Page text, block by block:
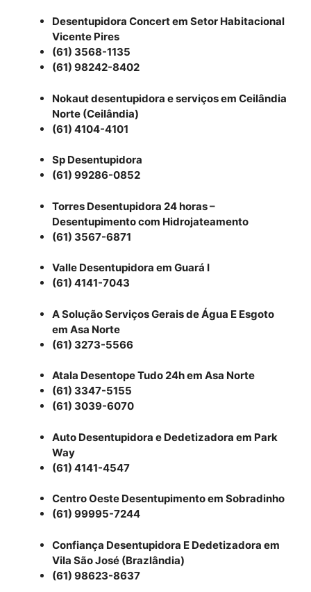
Desentupidora Concert em Setor Habitacional
Vicente Pires
(61) 3568-1135
(61) 98242-8402
Nokaut desentupidora e serviços em Ceilândia
Norte (Ceilândia)
(61) 4104-4101
Sp Desentupidora
(61) 99286-0852
Torres Desentupidora 24 horas –
Desentupimento com Hidrojateamento
(61) 3567-6871
Valle Desentupidora em Guará I
(61) 4141-7043
A Solução Serviços Gerais de Água E Esgoto
em Asa Norte
(61) 3273-5566
Atala Desentope Tudo 24h em Asa Norte
(61) 3347-5155
(61) 3039-6070
Auto Desentupidora e Dedetizadora em Park
Way
(61) 4141-4547
Centro Oeste Desentupimento em Sobradinho
(61) 99995-7244
Confiança Desentupidora E Dedetizadora em
Vila São José (Brazlândia)
(61) 98623-8637